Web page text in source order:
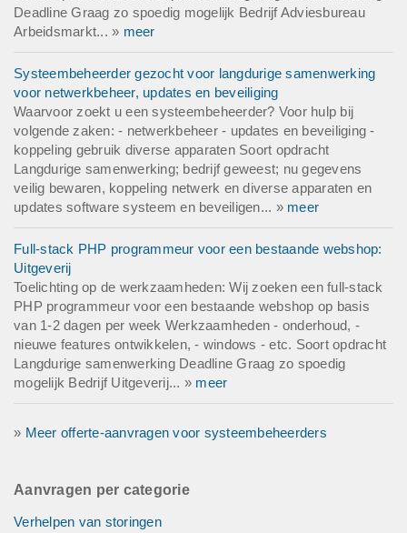
Deadline Graag zo spoedig mogelijk Bedrijf Adviesbureau
Arbeidsmarkt... » meer
Systeembeheerder gezocht voor langdurige samenwerking
voor netwerkbeheer, updates en beveiliging
Waarvoor zoekt u een systeembeheerder? Voor hulp bij
volgende zaken: - netwerkbeheer - updates en beveiliging -
koppeling gebruik diverse apparaten Soort opdracht
Langdurige samenwerking; bedrijf geweest; nu gegevens
veilig bewaren, koppeling netwerk en diverse apparaten en
updates software systeem en beveiligen... » meer
Full-stack PHP programmeur voor een bestaande webshop:
Uitgeverij
Toelichting op de werkzaamheden: Wij zoeken een full-stack
PHP programmeur voor een bestaande webshop op basis
van 1-2 dagen per week Werkzaamheden - onderhoud, -
nieuwe features ontwikkelen, - windows - etc. Soort opdracht
Langdurige samenwerking Deadline Graag zo spoedig
mogelijk Bedrijf Uitgeverij... » meer
» Meer offerte-aanvragen voor systeembeheerders
Aanvragen per categorie
Verhelpen van storingen